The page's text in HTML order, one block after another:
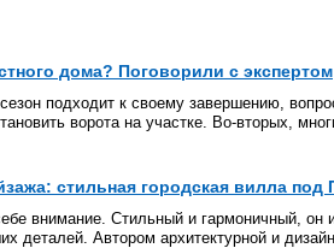
дома? Поговорили с экспертом
подходит к своему завершению,
ворота на участке. Во-вторых,
стильная городская вилла под
себе внимание. Стильный и гармоничный,
деталей. Автором архитектурной и